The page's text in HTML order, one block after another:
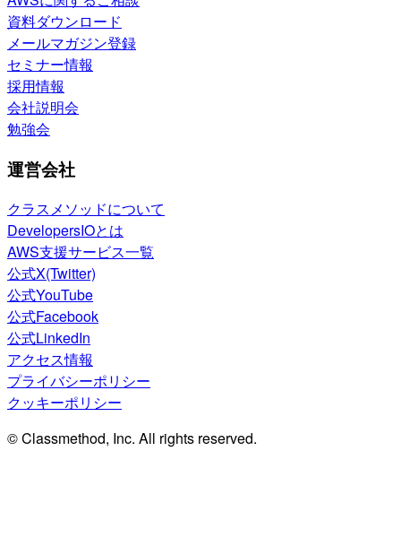
資料ダウンロード
メールマガジン登録
セミナー情報
採用情報
会社説明会
勉強会
運営会社
クラスメソッドについて
DevelopersIOとは
AWS支援サービス一覧
公式X(Twitter)
公式YouTube
公式Facebook
公式LinkedIn
アクセス情報
プライバシーポリシー
クッキーポリシー
© Classmethod, Inc. All rights reserved.